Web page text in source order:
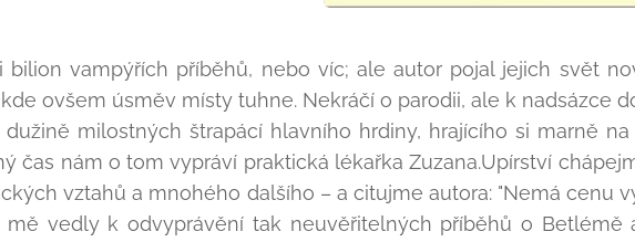
bilion vampýřích příběhů, nebo víc; ale autor pojal jejich svět
ovšem úsměv místy tuhne. Nekráčí o parodii, ale k nadsázce
milostných štrapácí hlavního hrdiny, hrajícího si marně na
čas nám o tom vypráví praktická lékařka Zuzana.Upírství
vztahů a mnohého dalšího – a citujme autora: "Nemá cenu
vedly k odvyprávění tak neuvěřitelných příběhů o Betlémě